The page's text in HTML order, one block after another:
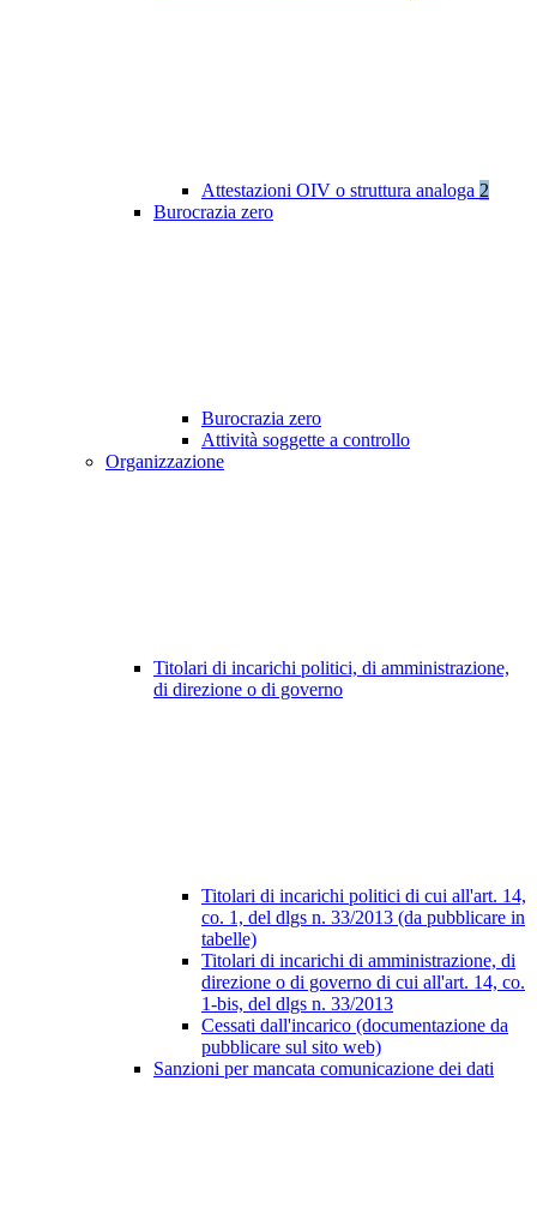
Attestazioni OIV o struttura analoga 2
Burocrazia zero
Burocrazia zero
Attività soggette a controllo
Organizzazione
Titolari di incarichi politici, di amministrazione,
di direzione o di governo
Titolari di incarichi politici di cui all'art. 14,
co. 1, del dlgs n. 33/2013 (da pubblicare in
tabelle)
Titolari di incarichi di amministrazione, di
direzione o di governo di cui all'art. 14, co.
1-bis, del dlgs n. 33/2013
Cessati dall'incarico (documentazione da
pubblicare sul sito web)
Sanzioni per mancata comunicazione dei dati